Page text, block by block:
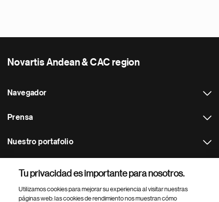
Novartis Andean & CAC region
Navegador
Prensa
Nuestro portafolio
Footer Site Search
Tu privacidad es importante para nosotros.
Utilizamos cookies para mejorar su experiencia al visitar nuestras
páginas web: las cookies de rendimiento nos muestran cómo